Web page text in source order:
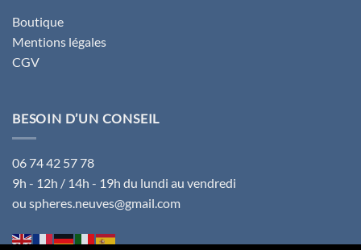
Boutique
Mentions légales
CGV
BESOIN D’UN CONSEIL
06 74 42 57 78
9h - 12h / 14h - 19h du lundi au vendredi
ou spheres.neuves@gmail.com